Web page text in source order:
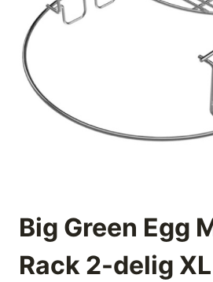
Big Green Egg
Rack 2-delig XL